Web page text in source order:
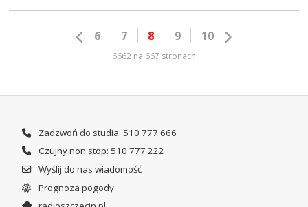
6 7 8 9 10
6662 na 667 stronach
Zadzwoń do studia: 510 777 666
Czujny non stop: 510 777 222
Wyślij do nas wiadomość
Prognoza pogody